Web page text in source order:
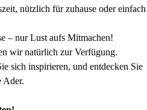
nützlich für zuhause oder einfach
– nur Lust aufs Mitmachen!
wir natürlich zur Verfügung.
sich inspirieren, und entdecken Sie
Ader.